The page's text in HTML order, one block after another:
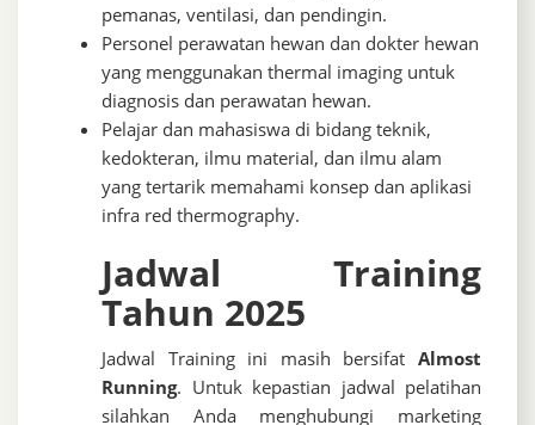
pemanas, ventilasi, dan pendingin.
Personel perawatan hewan dan dokter hewan
yang menggunakan thermal imaging untuk
diagnosis dan perawatan hewan.
Pelajar dan mahasiswa di bidang teknik,
kedokteran, ilmu material, dan ilmu alam
yang tertarik memahami konsep dan aplikasi
infra red thermography.
Jadwal Training
Tahun 2025
Jadwal Training ini masih bersifat Almost
Running. Untuk kepastian jadwal pelatihan
silahkan Anda menghubungi marketing